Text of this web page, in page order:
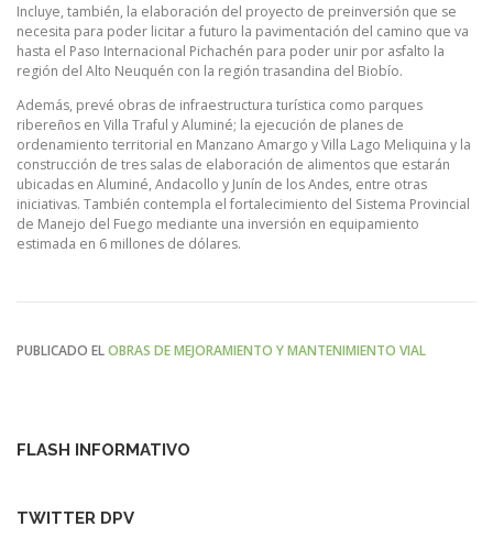
Incluye, también, la elaboración del proyecto de preinversión que se
necesita para poder licitar a futuro la pavimentación del camino que va
hasta el Paso Internacional Pichachén para poder unir por asfalto la
región del Alto Neuquén con la región trasandina del Biobío.
Además, prevé obras de infraestructura turística como parques
ribereños en Villa Traful y Aluminé; la ejecución de planes de
ordenamiento territorial en Manzano Amargo y Villa Lago Meliquina y la
construcción de tres salas de elaboración de alimentos que estarán
ubicadas en Aluminé, Andacollo y Junín de los Andes, entre otras
iniciativas. También contempla el fortalecimiento del Sistema Provincial
de Manejo del Fuego mediante una inversión en equipamiento
estimada en 6 millones de dólares.
PUBLICADO ELOBRAS DE MEJORAMIENTO Y MANTENIMIENTO VIAL
FLASH INFORMATIVO
TWITTER DPV